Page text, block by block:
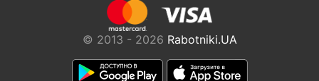
© 2013 - 2026 Rabotniki.UA